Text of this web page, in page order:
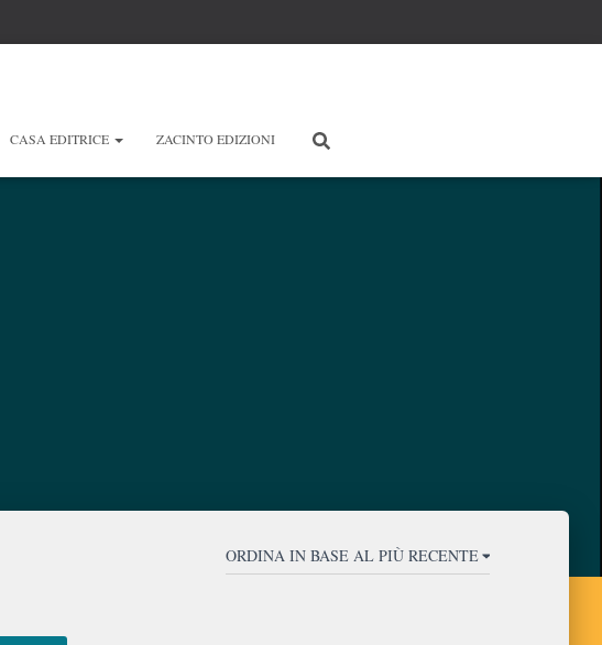
CASA EDITRICE ZACINTO EDIZIONI